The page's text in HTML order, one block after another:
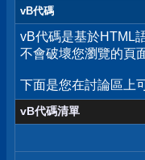
vB代碼
vB代碼是基於HTML
不會破壞您瀏覽的頁
下面是您在討論區上
vB代碼清單